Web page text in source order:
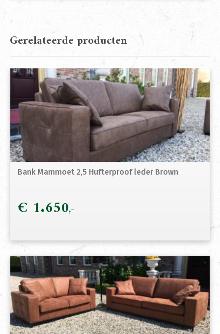
Gerelateerde producten
Bank Mammoet 2,5 Hufterproof leder Brown
€ 1.650